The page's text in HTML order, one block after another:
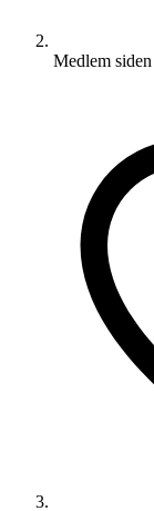
Medlem siden